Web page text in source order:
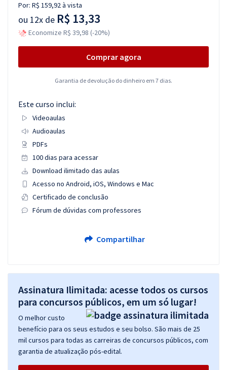
Por: R$ 159,92à vista
ou 12x de R$ 13,33
Economize R$ 39,98 (-20%)
Comprar agora
Garantia de devolução do dinheiro em 7 dias.
Este curso inclui:
Videoaulas
Audioaulas
PDFs
100 dias para acessar
Download ilimitado das aulas
Acesso no Android, iOS, Windows e Mac
Certificado de conclusão
Fórum de dúvidas com professores
Compartilhar
Assinatura Ilimitada: acesse todos os cursos
para concursos públicos, em um só lugar!
O melhor custo
benefício para os seus estudos e seu bolso. São mais de 25
mil cursos para todas as carreiras de concursos públicos, com
garantia de atualização pós-edital.